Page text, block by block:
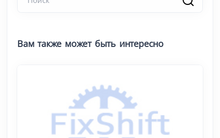
Вам также может быть интересно